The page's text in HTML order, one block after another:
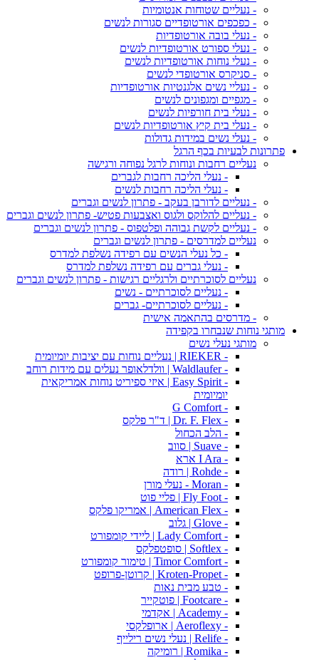
- נעליים שטוחות אנטומיות
- כפכפים אורטופדיים סגורות לנשים
- נעלי בובה אורטופדיות
- נעלי ספורט אורטופדיות לנשים
- נעלי נוחות אורטופדיות לנשים
- סניקרס אורטופדי לנשים
- נעליי נשים אלגנטיות אורטופדיות
- מגפיים ומגפונים לנשים
- נעלי בית חורפיות לנשים
- נעלי בית קיץ אורטופדיות לנשים
- נעלי נשים במידות גדולות
פתרונות לבעיות בכף הרגל
נעליים רחבות ונוחות לרגל נפוחה ורגישה
- נעלי הליכה רחבות לגברים
- נעלי הליכה רחבות לנשים
- נעליים לדורבן בעקב - פתרון לנשים וגברים
- נעליים להלוקס ולגוס ואצבעות פטיש- פתרון לנשים וגברים
- נעליים לקשת גבוהה ופלטפוס - פתרון לנשים וגברים
נעליים למדרסים - פתרון לנשים וגברים
- כל נעלי הנשים עם רפידה נשלפת למדרס
- נעלי גברים עם רפידה נשלפת למדרס
נעליים לסוכרתיים ולרגליים רגישות - פתרון לנשים וגברים
- נעליים לסוכרתיים - נשים
- נעליים לסוכרתיים- גברים
- מדרסים בהתאמה אישית
מותגי נוחות שנבחרו בקפידה
מותגי נעלי נשים
- RIEKER | נעליים נוחות עם יציבות יומיומית
- Waldlaufer | וולדלאופר נעלים עם מידות רוחב
- Easy Spirit | איזי ספיריט נוחות אמריקאית
יומיומית
- G Comfort
- Dr. F. Flex | ד"ר פלקס
- הלב הכחול
- Suave | סווב
- I Ara ארא
- Rohde | רודה
- Moran - נעלי מורן
- Fly Foot | פליי פוט
- American Flex | אמריקו פלקס
- Glove | גלוב
- Lady Comfort | ליידי קומפורט
- Softlex | סופטפלקס
- Timor Comfort | טימור קומפורט
- Kroten-Propet | קרוטן-פרופט
- טבע מבית נאות
- Footcare | פוטקייר
- Academy | אקדמי
- Aeroflexy | ארופלקסי
- Relife | נעלי נשים רילייף
- Romika | רומיקה